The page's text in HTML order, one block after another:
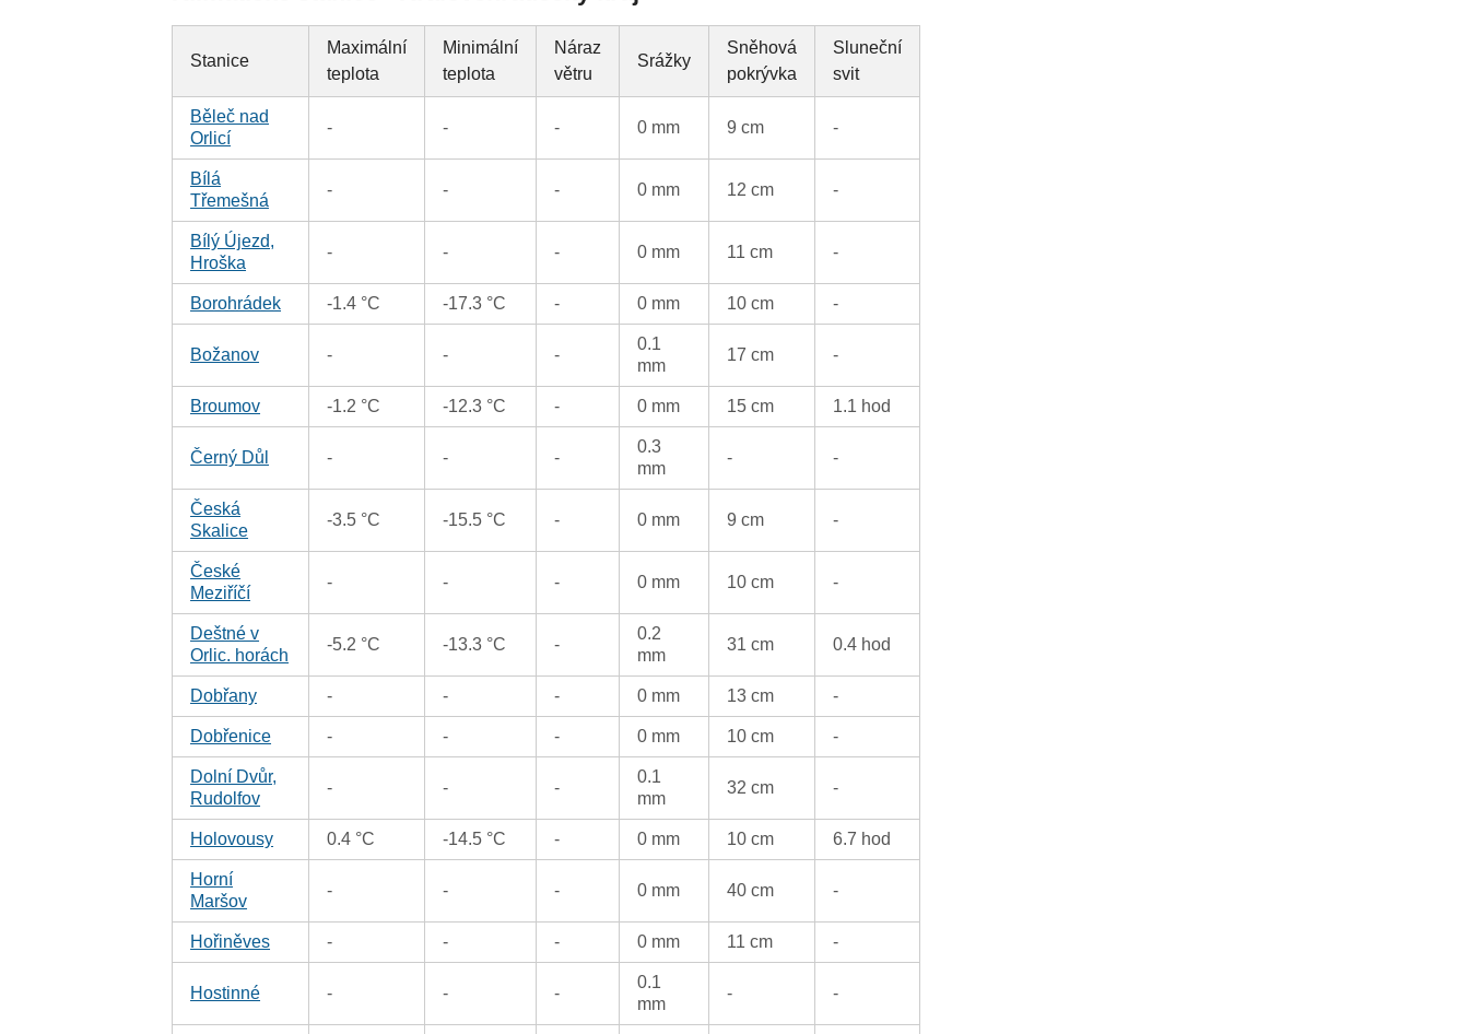
Stanice
Maximální
teplota
Minimální
teplota
Náraz
větru
Srážky
Sněhová
pokrývka
Sluneční
svit
Běleč nad
Orlicí
- - - 0 mm 9 cm -
Bílá
Třemešná
- - - 0 mm 12 cm -
Bílý Újezd,
Hroška
- - - 0 mm 11 cm -
Borohrádek -1.4 °C -17.3 °C - 0 mm 10 cm -
Božanov - - -
0.1
mm
17 cm -
Broumov -1.2 °C -12.3 °C - 0 mm 15 cm 1.1 hod
Černý Důl - - -
0.3
mm
- -
Česká
Skalice
-3.5 °C -15.5 °C - 0 mm 9 cm -
České
Meziříčí
- - - 0 mm 10 cm -
Deštné v
Orlic. horách
-5.2 °C -13.3 °C -
0.2
mm
31 cm 0.4 hod
Dobřany - - - 0 mm 13 cm -
Dobřenice - - - 0 mm 10 cm -
Dolní Dvůr,
Rudolfov
- - -
0.1
mm
32 cm -
Holovousy 0.4 °C -14.5 °C - 0 mm 10 cm 6.7 hod
Horní
Maršov
- - - 0 mm 40 cm -
Hořiněves - - - 0 mm 11 cm -
Hostinné - - -
0.1
mm
- -